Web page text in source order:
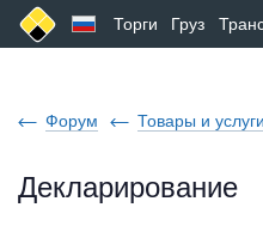
Торги Груз
Форум Товары и услуги
Декларирование